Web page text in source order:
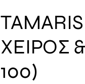
ΧΕΙΡΟΣ
100)